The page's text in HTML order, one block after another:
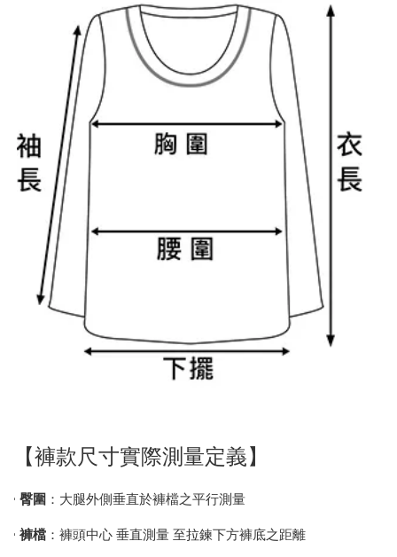
【褲款尺寸實際測量定義】
• 臀圍 ：大腿外側垂直於褲檔之平行測量
• 褲檔 ：褲頭中心 垂直測量 至拉鍊下方褲底之距離